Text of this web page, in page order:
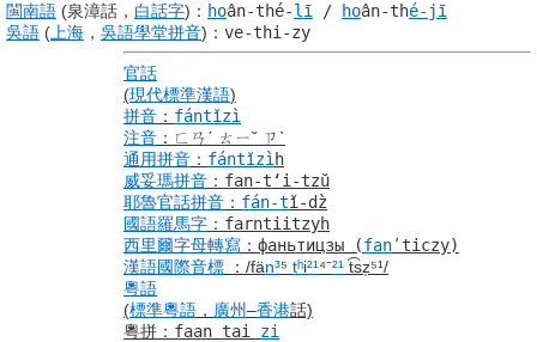
閩南語 (泉漳話， 白話字) ： hoân-thé-lī / hoân-thé-jī
吳語 ( 上海 ， 吳語學堂拼音) ： ve-thi-zy
官話
(現代標準漢語)
拼音 ： fántǐzì
注音 ： ㄈㄢˊ ㄊㄧˇ ㄗˋ
通用拼音 ： fántǐzì h
威妥瑪拼音 ： fan-tʻi-tzŭ
耶魯官話拼音 ： fán-tǐ-dz̀
國語羅馬字 ： farntiitzyh
西里爾字母轉寫 ： фаньтицзы (fanʹticzy)
漢語國際音標 ： /fän³⁵ tʰi²¹⁴⁻²¹t͡sz̩⁵¹/
粵語
(標準粵語 ， 廣州–香港話)
粵拼 ： faan tai zi